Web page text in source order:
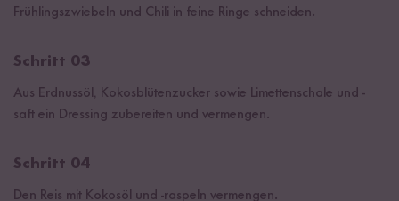
Frühlingszwiebeln und Chili in feine Ringe schneiden.
Schritt 03
Aus Erdnussöl, Kokosblütenzucker sowie Limettenschale und -
saft ein Dressing zubereiten und vermengen.
Schritt 04
Den Reis mit Kokosöl und -raspeln vermengen.